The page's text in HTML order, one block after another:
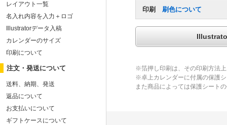
印刷 刷色について
※箔押し印刷は、その印刷方法
※卓上カレンダーに付属の保護
また商品によっては保護シート
レイアウト一覧
名入れ内容を入力＋ロゴ
Illustratorデータ入稿
カレンダーのサイズ
印刷について
注文・発送について
送料、納期、発送
返品について
お支払いについて
ギフトケースについて